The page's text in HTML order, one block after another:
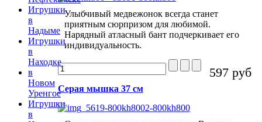
Улыбчивый медвежонок всегда станет
приятным сюрпризом для любимой.
Нарядный атласный бант подчеркивает его
индивидуальность.
597 руб
Серая мышка 37 см
Игрушки
в
Надыме
Игрушки
в
Находке
в
Новом
Уренгое
Игрушки
в